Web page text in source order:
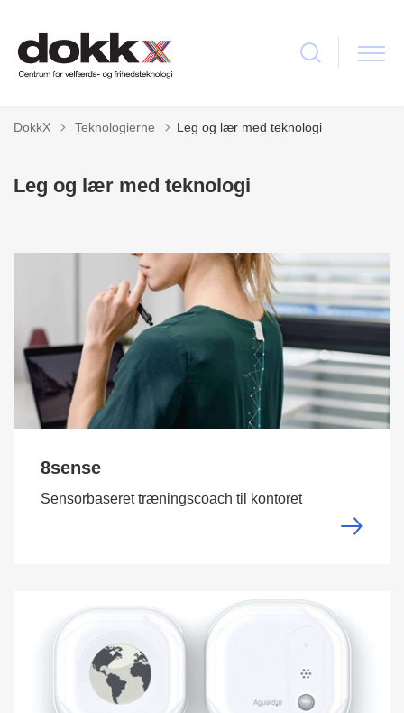
DokkX Tilbage til
Teknologierne Leg og lær med teknologi
Leg og lær med teknologi
8sense
Sensorbaseret træningscoach til kontoret